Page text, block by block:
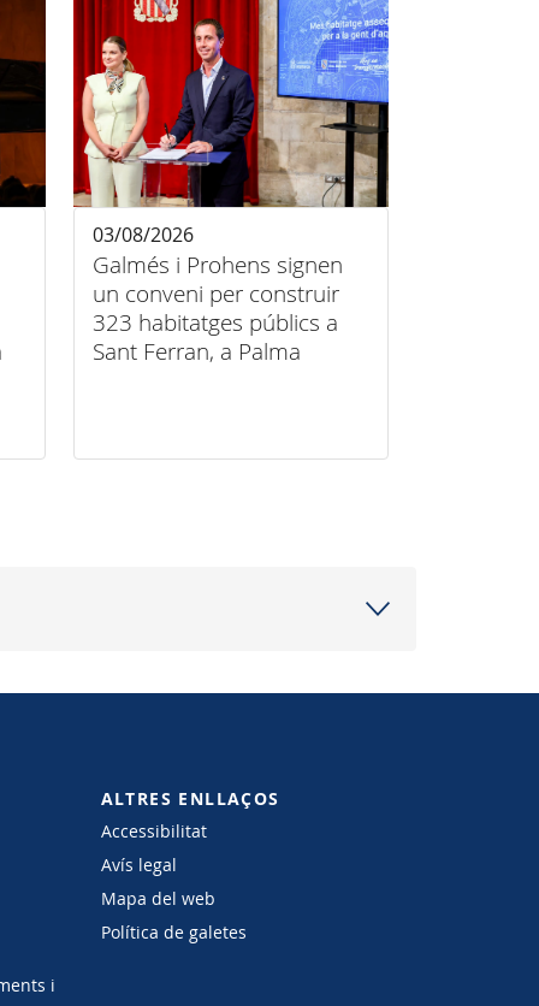
Galmés i Prohens signen
un conveni per construir
323 habitatges públics a
Sant Ferran, a Palma
03/08/2026
i
ALTRES ENLLAÇOS
Accessibilitat
Avís legal
Mapa del web
Política de galetes